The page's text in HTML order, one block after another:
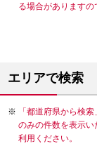
る場合がありますの
エリアで検索
「都道府県から検
のみの件数を表示
利用ください。